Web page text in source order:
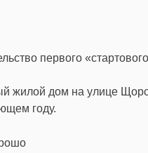
первого
жилой дом на улице
году.